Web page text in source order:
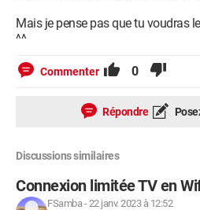
Mais je pense pas que tu voudras
^^
Commenter 0
Répondre
Discussions similaires
Connexion limitée TV en
FSamba-22 janv. 2023 à 12:52